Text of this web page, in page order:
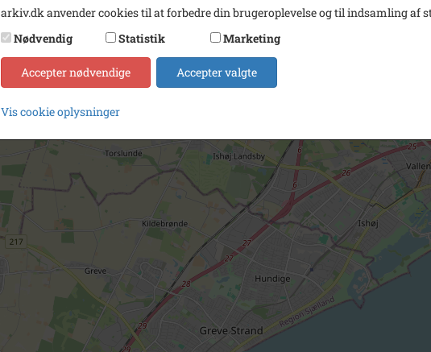
arkiv.dk anvender cookies til at forbedre din brugeroplevelse og til indsamling af
Nødvendig
Statistik Marketing
Accepter nødvendige Accepter valgte
Vis cookie oplysninger